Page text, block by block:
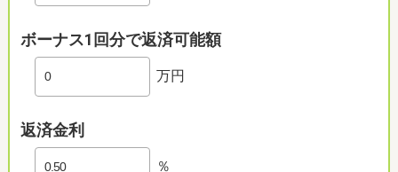
ボーナス1回分で返済可能額
万円
返済金利
％